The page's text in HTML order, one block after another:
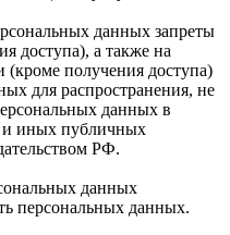
данных запреты
доступа), а также на
(кроме получения доступа)
для распространения, не
данных в
и иных публичных
РФ.
данных
персональных данных.